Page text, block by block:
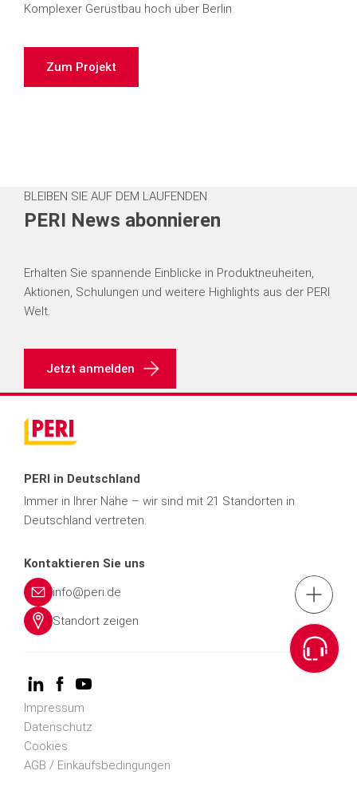
Komplexer Gerüstbau hoch über Berlin
Zum Projekt
BLEIBEN SIE AUF DEM LAUFENDEN
PERI News abonnieren
Erhalten Sie spannende Einblicke in Produktneuheiten,
Aktionen, Schulungen und weitere Highlights aus der PERI
Welt.
Jetzt anmelden
PERI in Deutschland
Immer in Ihrer Nähe – wir sind mit 21 Standorten in
Deutschland vertreten.
Kontaktieren Sie uns
info@peri.de
Standort zeigen
Impressum
Datenschutz
Cookies
AGB / Einkaufsbedingungen